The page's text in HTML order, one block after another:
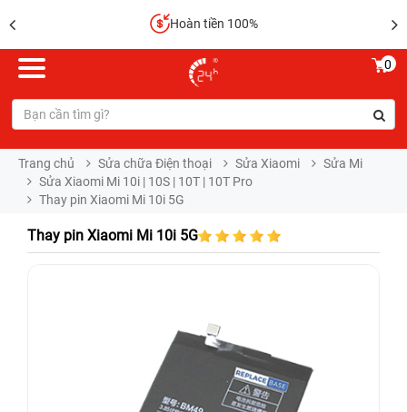
Hoàn tiền 100%
0
Trang chủ Sửa chữa Điện thoại Sửa Xiaomi
Sửa Mi
Sửa Xiaomi Mi 10i | 10S | 10T | 10T Pro
Thay pin Xiaomi Mi 10i 5G
Thay pin Xiaomi Mi 10i 5G